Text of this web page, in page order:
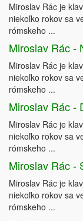
Miroslav Rác je
niekoľko rokov sa
rómskeho ...
Miroslav Rác -
Miroslav Rác je
niekoľko rokov sa
rómskeho ...
Miroslav Rác -
Miroslav Rác je
niekoľko rokov sa
rómskeho ...
Miroslav Rác -
Miroslav Rác je
niekoľko rokov sa
rómskeho ...